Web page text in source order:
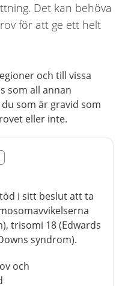
Det kan behöva
för att ge ett helt
och till vissa
som all annan
som är gravid som
eller inte.
i sitt beslut att ta
trisomi 18 (Edwards
syndrom).
och
från region